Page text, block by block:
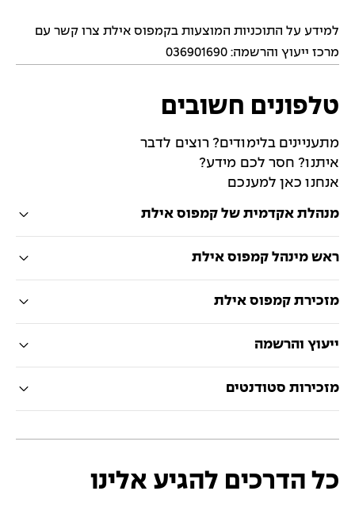
למידע על התוכניות המוצעות בקמפוס אילת צרו קשר עם
מרכז ייעוץ והרשמה: 036901690
טלפונים חשובים
מתעניינים בלימודים? רוצים לדבר
איתנו? חסר לכם מידע?
אנחנו כאן למענכם
מנהלת אקדמית של קמפוס אילת
ראש מינהל קמפוס אילת
מזכירת קמפוס אילת
ייעוץ והרשמה
מזכירות סטודנטים
כל הדרכים להגיע אלינו